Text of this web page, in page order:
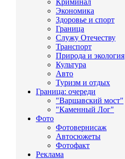
Криминал
Экономика
Здоровье и спорт
Граница
Служу Отечеству
Транспорт
Природа и экология
Культура
Авто
Туризм и отдых
Граница: очереди
"Варшавский мост"
"Каменный Лог"
Фото
Фотовернисаж
Автосюжеты
Фотофакт
Реклама